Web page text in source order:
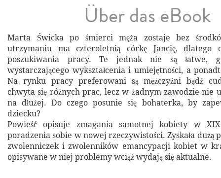
Über das eBook
Marta Świcka po śmierci męża zostaje bez
utrzymaniu ma czteroletnią córkę Jancię, dlatego
poszukiwania pracy. Te jednak nie są łatwe,
wystarczającego wykształcenia i umiejętności, a
Na rynku pracy preferowani są mężczyźni bądź
chwyta się różnych prac, lecz w żadnym zawodzie nie
na dłużej. Do czego posunie się bohaterka, by
dziecku?
Powieść opisuje zmagania samotnej kobiety w
poradzenia sobie w nowej rzeczywistości. Zyskała dużą
zwolenniczek i zwolenników emancypacji kobiet w
opisywane w niej problemy wciąż wydają się aktualne.